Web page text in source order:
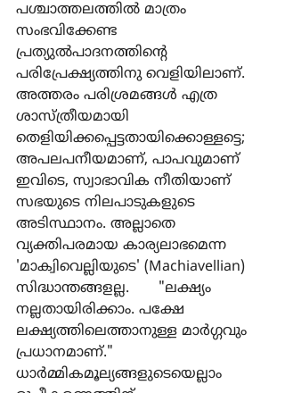
പശ്ചാത്തലത്തില്‍ മാത്രം
സംഭവിക്കേണ്ട
പ്രത്യുല്‍പാദനത്തിന്‍റെ
പരിപ്രേക്ഷ്യത്തിനു വെളിയിലാണ്.
അത്തരം പരിശ്രമങ്ങള്‍ എത്ര
ശാസ്ത്രീയമായി
തെളിയിക്കപ്പെട്ടതായിക്കൊള്ളട്ടെ;
അപലപനീയമാണ്, പാപവുമാണ്
ഇവിടെ, സ്വാഭാവിക നീതിയാണ്
സഭയുടെ നിലപാടുകളുടെ
അടിസ്ഥാനം. അല്ലാതെ
വ്യക്തിപരമായ കാര്യലാഭമെന്ന
'മാക്വിവെല്ലിയുടെ' (Machiavellian)
സിദ്ധാന്തങ്ങളല്ല. 	"ലക്ഷ്യം
നല്ലതായിരിക്കാം. പക്ഷേ
ലക്ഷ്യത്തിലെത്താനുള്ള മാര്‍ഗ്ഗവും
പ്രധാനമാണ്."
ധാര്‍മ്മികമൂല്യങ്ങളുടെയെല്ലാം